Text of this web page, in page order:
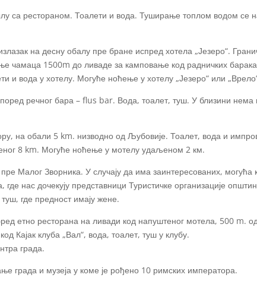
са рестораном. Тоалети и вода. Туширање топлом водом се
на десну обалу пре бране испред хотела „Језеро“.
чамаца 1500m до ливаде за камповање код радничких
и вода у хотелу. Могуће ноћење у хотелу „Језеро“ или
речног бара – flus bar. Вода, тоалет, туш. У близини
на обали 5 km. низводно од Љубовије. Тоалет, вода и
8 km. Могуће ноћење у мотелу удаљеном 2 км.
Малог Зворника. У случају да има заинтересованих, могућа
нас дочекују представници Туристичке организације
где предност имају жене.
етно ресторана на ливади код напуштеног мотела, 500
Кајак клуба „Вал“, вода, тоалет, туш у клубу.
града.
града и музеја у коме је рођено 10 римских императора.